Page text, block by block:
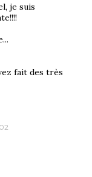
je suis
fait des très